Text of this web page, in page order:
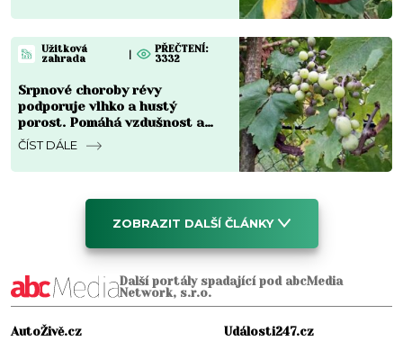
Užitková
zahrada
|
PŘEČTENÍ:
3332
Srpnové choroby révy
podporuje vlhko a hustý
porost. Pomáhá vzdušnost a
odstranění napadených částí
ČÍST DÁLE
ZOBRAZIT DALŠÍ ČLÁNKY
Další portály spadající pod abcMedia
Network, s.r.o.
AutoŽivě.cz
Události247.cz